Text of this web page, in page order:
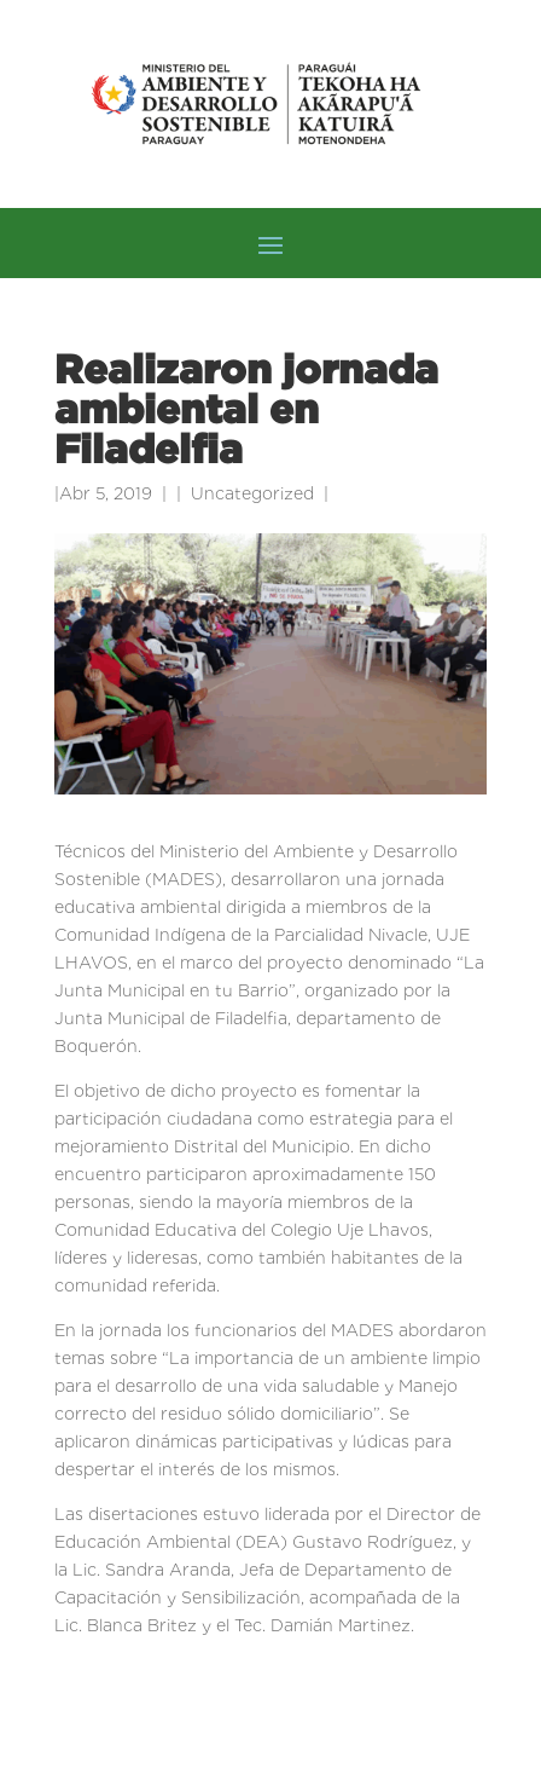
Realizaron jornada
ambiental en
Filadelfia
Abr 5, 2019 Uncategorized
Técnicos del Ministerio del Ambiente y Desarrollo
Sostenible (MADES), desarrollaron una jornada
educativa ambiental dirigida a miembros de la
Comunidad Indígena de la Parcialidad Nivacle, UJE
LHAVOS, en el marco del proyecto denominado “La
Junta Municipal en tu Barrio”, organizado por la
Junta Municipal de Filadelfia, departamento de
Boquerón.
El objetivo de dicho proyecto es fomentar la
participación ciudadana como estrategia para el
mejoramiento Distrital del Municipio. En dicho
encuentro participaron aproximadamente 150
personas, siendo la mayoría miembros de la
Comunidad Educativa del Colegio Uje Lhavos,
líderes y lideresas, como también habitantes de la
comunidad referida.
En la jornada los funcionarios del MADES abordaron
temas sobre “La importancia de un ambiente limpio
para el desarrollo de una vida saludable y Manejo
correcto del residuo sólido domiciliario”. Se
aplicaron dinámicas participativas y lúdicas para
despertar el interés de los mismos.
Las disertaciones estuvo liderada por el Director de
Educación Ambiental (DEA) Gustavo Rodríguez, y
la Lic. Sandra Aranda, Jefa de Departamento de
Capacitación y Sensibilización, acompañada de la
Lic. Blanca Britez y el Tec. Damián Martinez.